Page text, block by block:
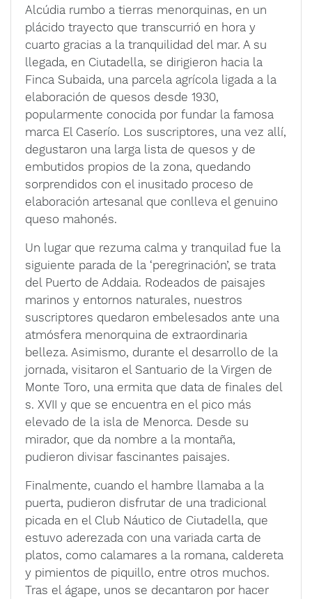
Alcúdia rumbo a tierras menorquinas, en un
plácido trayecto que transcurrió en hora y
cuarto gracias a la tranquilidad del mar. A su
llegada, en Ciutadella, se dirigieron hacia la
Finca Subaida, una parcela agrícola ligada a la
elaboración de quesos desde 1930,
popularmente conocida por fundar la famosa
marca El Caserío. Los suscriptores, una vez allí,
degustaron una larga lista de quesos y de
embutidos propios de la zona, quedando
sorprendidos con el inusitado proceso de
elaboración artesanal que conlleva el genuino
queso mahonés.
Un lugar que rezuma calma y tranquilad fue la
siguiente parada de la ‘peregrinación’, se trata
del Puerto de Addaia. Rodeados de paisajes
marinos y entornos naturales, nuestros
suscriptores quedaron embelesados ante una
atmósfera menorquina de extraordinaria
belleza. Asimismo, durante el desarrollo de la
jornada, visitaron el Santuario de la Virgen de
Monte Toro, una ermita que data de finales del
s. XVII y que se encuentra en el pico más
elevado de la isla de Menorca. Desde su
mirador, que da nombre a la montaña,
pudieron divisar fascinantes paisajes.
Finalmente, cuando el hambre llamaba a la
puerta, pudieron disfrutar de una tradicional
picada en el Club Náutico de Ciutadella, que
estuvo aderezada con una variada carta de
platos, como calamares a la romana, caldereta
y pimientos de piquillo, entre otros muchos.
Tras el ágape, unos se decantaron por hacer